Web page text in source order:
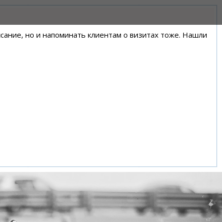
но и напоминать клиентам о визитах тоже. Нашли